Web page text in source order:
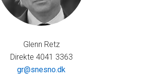
Glenn Retz
Direkte 4041 3363
gr@snesno.dk